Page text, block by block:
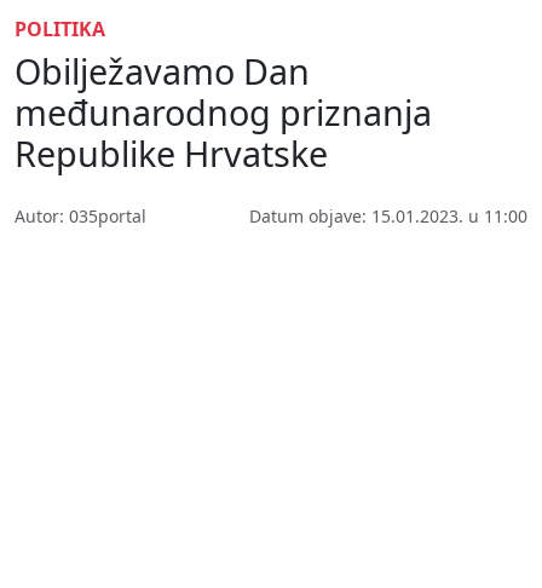
POLITIKA
Obilježavamo Dan
međunarodnog priznanja
Republike Hrvatske
Autor: 035portal Datum objave: 15.01.2023. u 11:00